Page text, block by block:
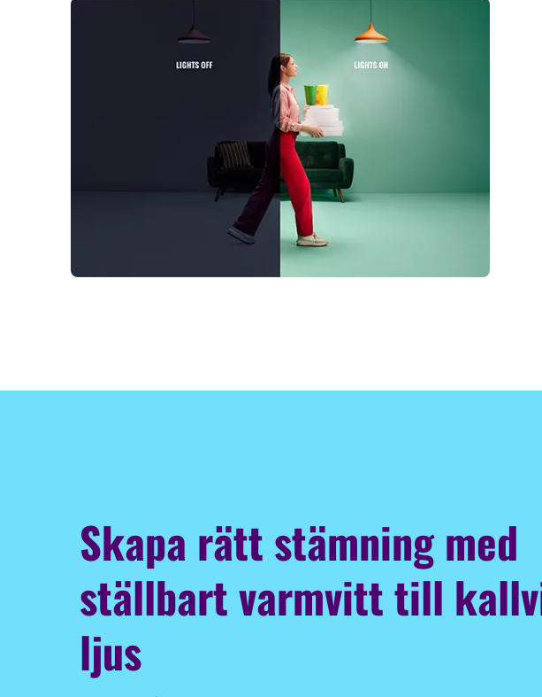
Skapa rätt stämning med
ställbart varmvitt till
ljus